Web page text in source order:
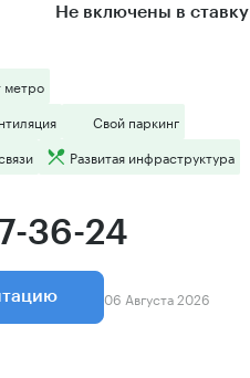
Не включены в ставку
метро
Свой паркинг
Развитая инфраструктура
36-24
06 Августа 2026